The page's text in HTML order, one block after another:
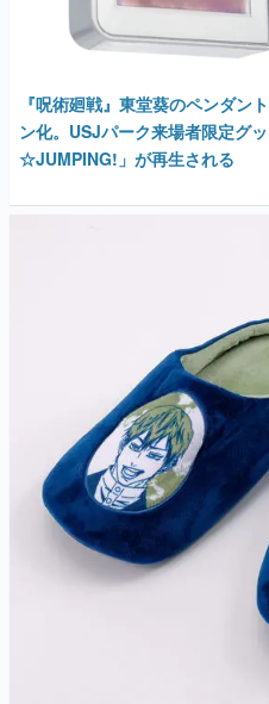
『呪術廻戦』東堂葵のペンダン
ン化。USJパーク来場者限定グ
☆JUMPING!」が再生される